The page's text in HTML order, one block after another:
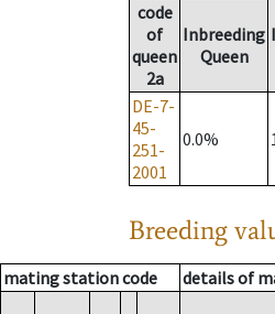
code
of
queen
2a
Inbreeding
Queen
DE-7-
45-
251-
2001
0.0%
Breeding
mating station code details of